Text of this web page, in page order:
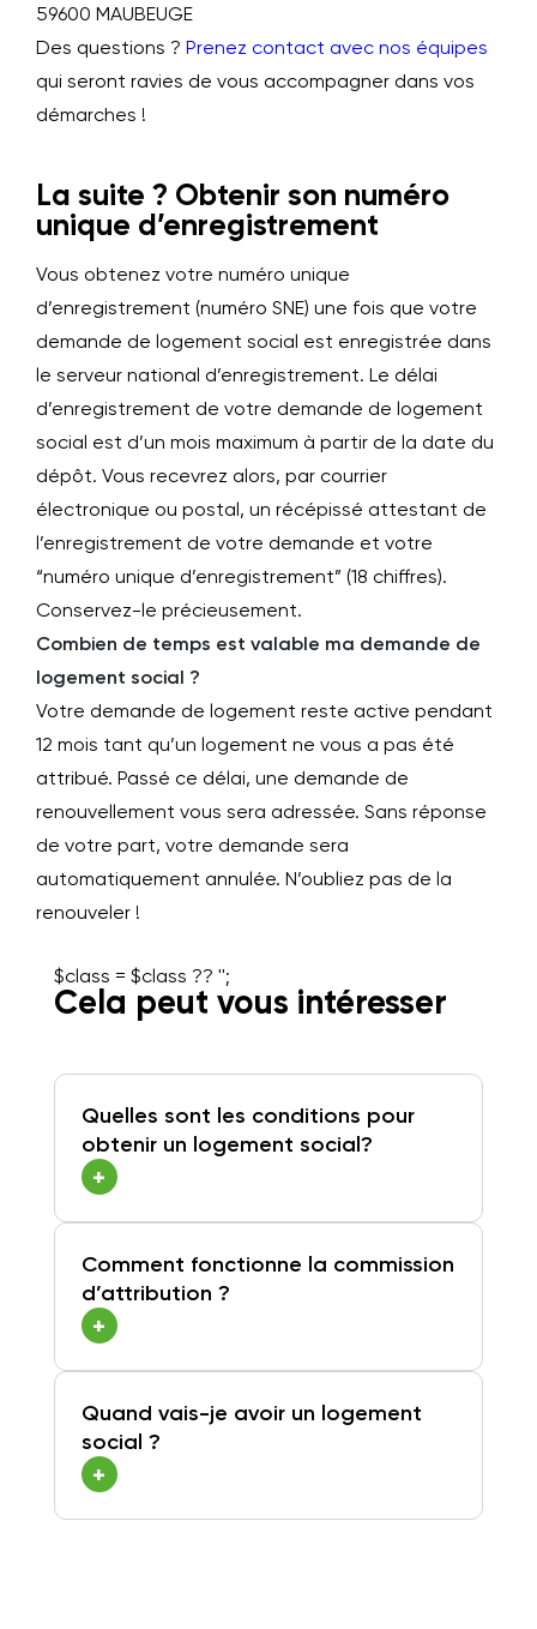
59600 MAUBEUGE
Des questions ? Prenez contact avec nos équipes
qui seront ravies de vous accompagner dans vos
démarches !
La suite ? Obtenir son numéro
unique d’enregistrement
Vous obtenez votre numéro unique
d’enregistrement (numéro SNE) une fois que votre
demande de logement social est enregistrée dans
le serveur national d’enregistrement. Le délai
d’enregistrement de votre demande de logement
social est d’un mois maximum à partir de la date du
dépôt. Vous recevrez alors, par courrier
électronique ou postal, un récépissé attestant de
l’enregistrement de votre demande et votre
“numéro unique d’enregistrement” (18 chiffres).
Conservez-le précieusement.
Combien de temps est valable ma demande de
logement social ?
Votre demande de logement reste active pendant
12 mois tant qu’un logement ne vous a pas été
attribué. Passé ce délai, une demande de
renouvellement vous sera adressée. Sans réponse
de votre part, votre demande sera
automatiquement annulée. N’oubliez pas de la
renouveler !
$class = $class ?? '';
Cela peut vous intéresser
Quelles sont les conditions pour
obtenir un logement social?
+
Comment fonctionne la commission
d’attribution ?
+
Quand vais-je avoir un logement
social ?
+